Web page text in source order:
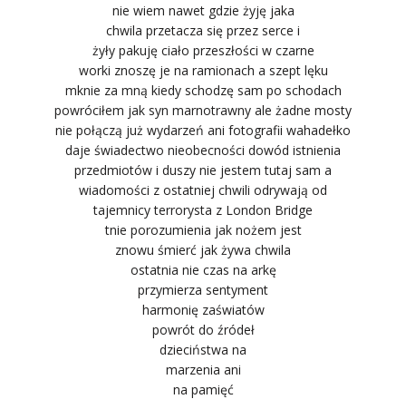
nie wiem nawet gdzie żyję jaka
chwila przetacza się przez serce i
żyły pakuję ciało przeszłości w czarne
worki znoszę je na ramionach a szept lęku
mknie za mną kiedy schodzę sam po schodach
powróciłem jak syn marnotrawny ale żadne mosty
nie połączą już wydarzeń ani fotografii wahadełko
daje świadectwo nieobecności dowód istnienia
przedmiotów i duszy nie jestem tutaj sam a
wiadomości z ostatniej chwili odrywają od
tajemnicy terrorysta z London Bridge
tnie porozumienia jak nożem jest
znowu śmierć jak żywa chwila
ostatnia nie czas na arkę
przymierza sentyment
harmonię zaświatów
powrót do źródeł
dzieciństwa na
marzenia ani
na pamięć